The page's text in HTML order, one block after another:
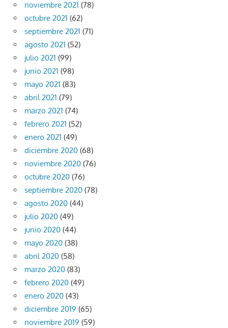
noviembre 2021 (78)
octubre 2021 (62)
septiembre 2021 (71)
agosto 2021 (52)
julio 2021 (99)
junio 2021 (98)
mayo 2021 (83)
abril 2021 (79)
marzo 2021 (74)
febrero 2021 (52)
enero 2021 (49)
diciembre 2020 (68)
noviembre 2020 (76)
octubre 2020 (76)
septiembre 2020 (78)
agosto 2020 (44)
julio 2020 (49)
junio 2020 (44)
mayo 2020 (38)
abril 2020 (58)
marzo 2020 (83)
febrero 2020 (49)
enero 2020 (43)
diciembre 2019 (65)
noviembre 2019 (59)